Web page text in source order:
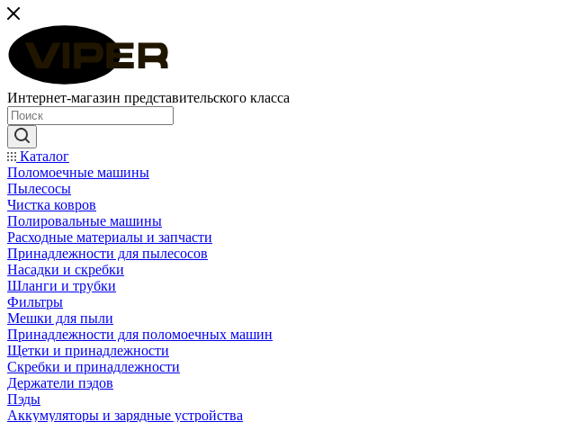
Интернет-магазин представительского класса
Каталог
Поломоечные машины
Пылесосы
Чистка ковров
Полировальные машины
Расходные материалы и запчасти
Принадлежности для пылесосов
Насадки и скребки
Шланги и трубки
Фильтры
Мешки для пыли
Принадлежности для поломоечных машин
Щетки и принадлежности
Скребки и принадлежности
Держатели пэдов
Пэды
Аккумуляторы и зарядные устройства